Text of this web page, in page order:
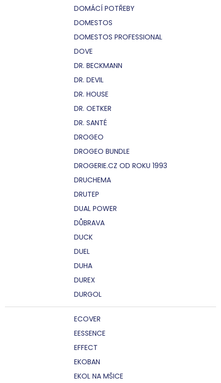
DOMÁCÍ POTŘEBY
DOMESTOS
DOMESTOS PROFESSIONAL
DOVE
DR. BECKMANN
DR. DEVIL
DR. HOUSE
DR. OETKER
DR. SANTÉ
DROGEO
DROGEO BUNDLE
DROGERIE.CZ OD ROKU 1993
DRUCHEMA
DRUTEP
DUAL POWER
DŮBRAVA
DUCK
DUEL
DUHA
DUREX
DURGOL
ECOVER
EESSENCE
EFFECT
EKOBAN
EKOL NA MŠICE